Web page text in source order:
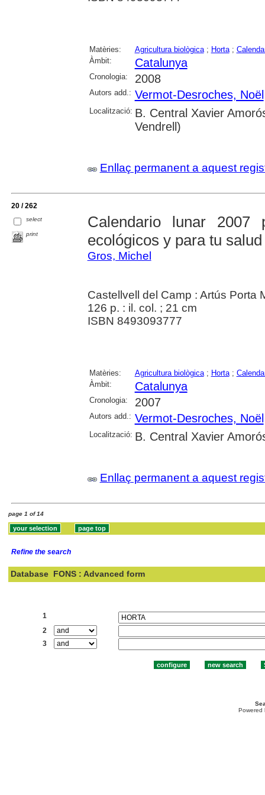
Matèries: Agricultura biològica; Horta;
Àmbit:
Catalunya
Cronologia: 2008
Autors add.: Vermot-Desroches, Noël
Localització: B. Central Xavier
Vendrell)
Enllaç permanent a aquest
20 / 262
select
print
Calendario lunar
ecológicos y para tu salud
Gros, Michel
Castellvell del Camp : Artús Porta
126 p. : il. col. ; 21 cm
ISBN 8493093777
Matèries: Agricultura biològica; Horta;
Àmbit:
Catalunya
Cronologia: 2007
Autors add.: Vermot-Desroches, Noël
Localització: B. Central Xavier
Enllaç permanent a aquest
page 1 of 14
Refine the search
Database FONS : Advanced form
1
2
3